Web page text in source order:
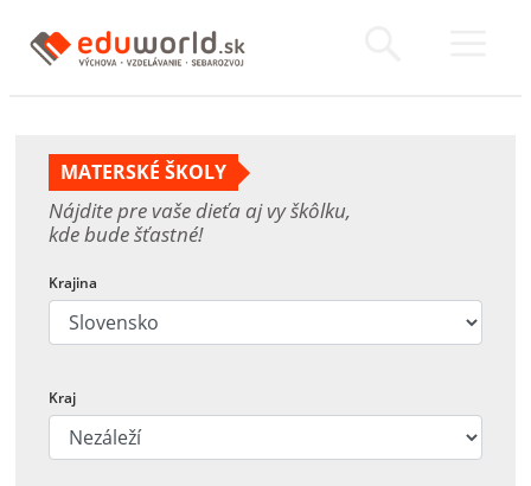
MATERSKÉ ŠKOLY
Nájdite pre vaše dieťa aj vy škôlku,
kde bude šťastné!
Krajina
Kraj